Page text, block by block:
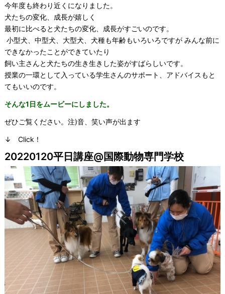
今年度も終わり近くになりました。
犬たちの変化、成長が嬉しく
最初に比べると犬たちの変化、成長がすごいのです。
小型犬、中型犬、大型犬、犬種も年齢もいろいろですが みんな前に
できなかったことができていたり
飼い主さんと犬たちの生き生きした姿がすばらしいです。
授業の一環として入っている学生さんのサポート、アドバイスもと
てもいいのです。
そんな1日をムービーにしました。
ぜひご覧ください。注)音、笑い声が出ます
↓ Click！
20220120平日講座@国際動物専門学校